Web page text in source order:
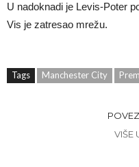
U nadoknadi je Levis-Poter
Vis je zatresao mrežu.
Tags Manchester City
VIŠE